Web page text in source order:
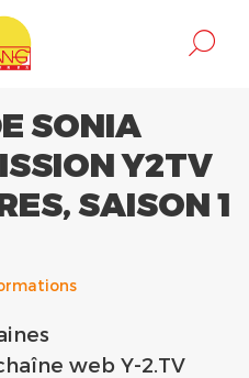
SONIA
Y2TV
SAISON 1
web Y-2.TV